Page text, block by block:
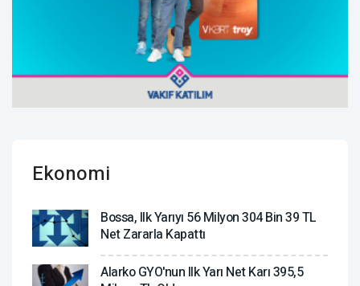
Ekonomi
Bossa, Ilk Yarıyı 56 Milyon 304 Bin 39 TL
Net Zararla Kapattı
Alarko GYO'nun Ilk Yarı Net Karı 395,5